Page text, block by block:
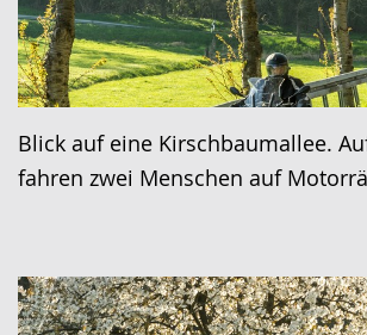
Blick auf eine Kirschbaumallee.
fahren zwei Menschen auf